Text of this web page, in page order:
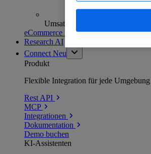
Umsatzanalysen und -prognosen
eCommerce Insights entdecken
Research AI
Connect Neu
Produkt
Flexible Integration für jede Umgebung
Rest API
MCP
Integrationen
Dokumentation
Demo buchen
KI-Assistenten